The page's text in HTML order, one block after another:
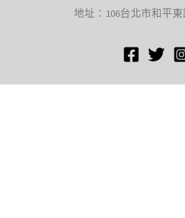
地址：106台北市和平東